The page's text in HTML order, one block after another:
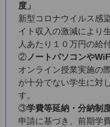
度」
新型コロナウイルス感
イト収入の激減により
人あたり１０万円の給
②ノートパソコンや
オンライン授業実施の
が十分でない学生に対
す。
③学費等延納・分納制
申請に基づき、前期学